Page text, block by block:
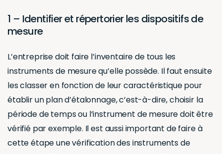
1 – Identifier et répertorier les dispositifs de
mesure
L’entreprise doit faire l’inventaire de tous les
instruments de mesure qu’elle possède. Il faut ensuite
les classer en fonction de leur caractéristique pour
établir un plan d’étalonnage, c’est-à-dire, choisir la
période de temps ou l’instrument de mesure doit être
vérifié par exemple. Il est aussi important de faire à
cette étape une vérification des instruments de